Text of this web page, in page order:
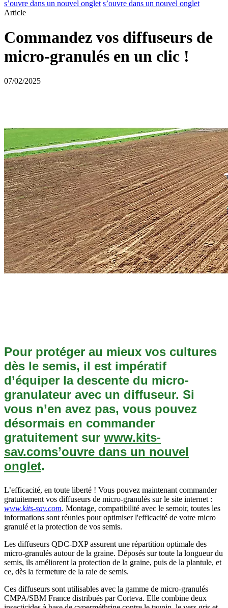
s’ouvre dans un nouvel onglet s’ouvre dans un nouvel onglet
Article
Commandez vos diffuseurs de
micro-granulés en un clic !
07/02/2025
Pour protéger au mieux vos cultures
dès le semis, il est impératif
d’équiper la descente du micro-
granulateur avec un diffuseur. Si
vous n’en avez pas, vous pouvez
désormais en commander
gratuitement sur www.kits-
sav.coms’ouvre dans un nouvel
onglet.
L’efficacité, en toute liberté ! Vous pouvez maintenant commander
gratuitement vos diffuseurs de micro-granulés sur le site internet :
www.kits-sav.com. Montage, compatibilité avec le semoir, toutes les
informations sont réunies pour optimiser l'efficacité de votre micro
granulé et la protection de vos semis.
Les diffuseurs QDC-DXP assurent une répartition optimale des
micro-granulés autour de la graine. Déposés sur toute la longueur du
semis, ils améliorent la protection de la graine, puis de la plantule, et
ce, dès la fermeture de la raie de semis.
Ces diffuseurs sont utilisables avec la gamme de micro-granulés
CMPA/SBM France distribués par Corteva. Elle combine deux